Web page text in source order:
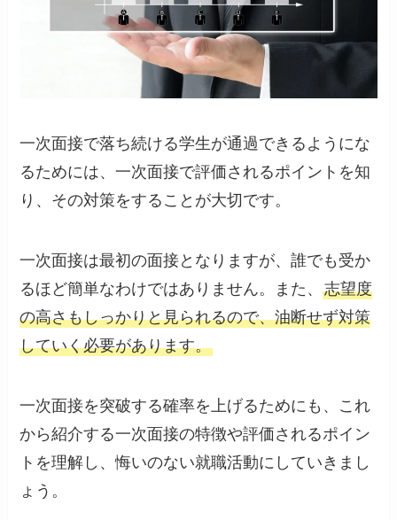
一次面接で落ち続ける学生が通過できるようにな
るためには、一次面接で評価されるポイントを知
り、その対策をすることが大切です。
一次面接は最初の面接となりますが、誰でも受か
るほど簡単なわけではありません。また、志望度
の高さもしっかりと見られるので、油断せず対策
していく必要があります。
一次面接を突破する確率を上げるためにも、これ
から紹介する一次面接の特徴や評価されるポイン
トを理解し、悔いのない就職活動にしていきまし
ょう。